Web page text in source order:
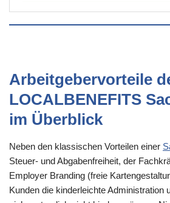
Arbeitgebervorteile
LOCALBENEFITS
im Überblick
Neben den klassischen Vorteilen einer
Steuer- und Abgabenfreiheit, der
Employer Branding (freie
Kunden die kinderleichte Administration